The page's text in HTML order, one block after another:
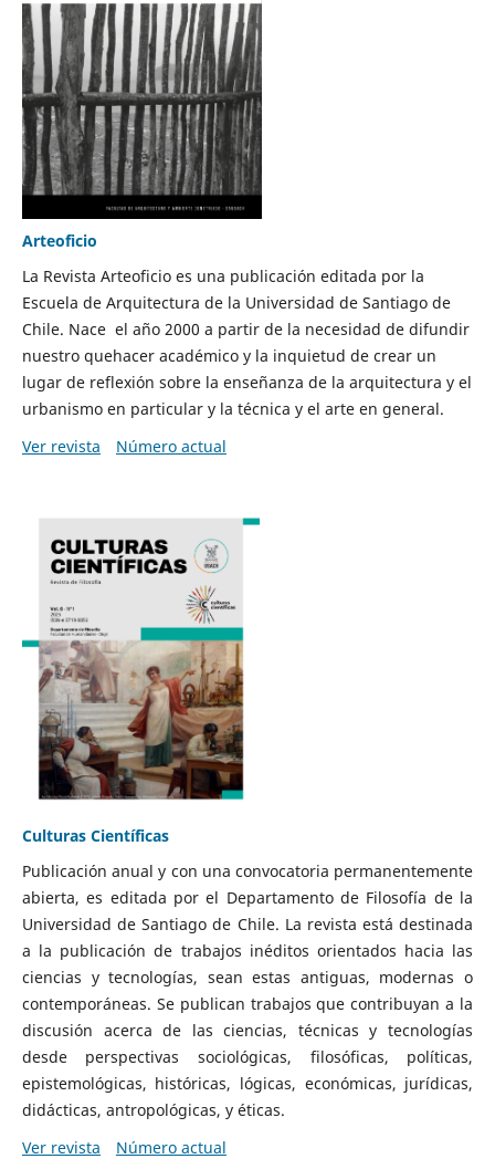
Arteoficio
La Revista Arteoficio es una publicación editada por la
Escuela de Arquitectura de la Universidad de Santiago de
Chile. Nace el año 2000 a partir de la necesidad de difundir
nuestro quehacer académico y la inquietud de crear un
lugar de reflexión sobre la enseñanza de la arquitectura y el
urbanismo en particular y la técnica y el arte en general.
Ver revista
Número actual
Culturas Científicas
Publicación anual y con una convocatoria permanentemente
abierta, es editada por el Departamento de Filosofía de la
Universidad de Santiago de Chile. La revista está destinada
a la publicación de trabajos inéditos orientados hacia las
ciencias y tecnologías, sean estas antiguas, modernas o
contemporáneas. Se publican trabajos que contribuyan a la
discusión acerca de las ciencias, técnicas y tecnologías
desde perspectivas sociológicas, filosóficas, políticas,
epistemológicas, históricas, lógicas, económicas, jurídicas,
didácticas, antropológicas, y éticas.
Ver revista
Número actual